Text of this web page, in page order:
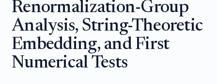
Renormalization-Group
Analysis, String-Theoretic
Embedding, and First
Numerical Tests